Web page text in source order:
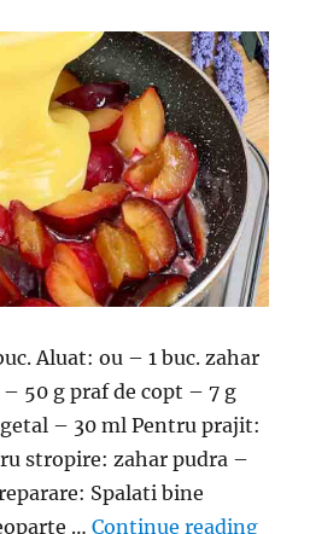
Aluat: ou – 1 buc. zahar
50 g praf de copt – 7 g
– 30 ml Pentru prajit:
stropire: zahar pudra –
Spalati bine
…Continue reading